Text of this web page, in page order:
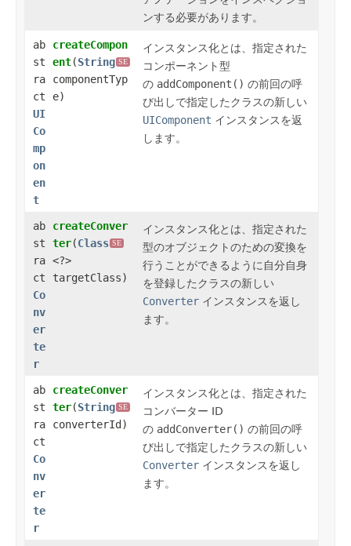
ンする必要があります。
ab
st
ra
ct
UI
Co
mp
on
en
t
createCompon
ent​(String SE
componentTyp
e)
インスタンス化とは、指定された
コンポーネント型
の addComponent() の前回の呼
び出しで指定したクラスの新しい
UIComponent インスタンスを返
します。
ab
st
ra
ct
Co
nv
er
te
r
createConver
ter​(Class SE
<?>
targetClass)
インスタンス化とは、指定された
型のオブジェクトのための変換を
行うことができるように自分自身
を登録したクラスの新しい
Converter インスタンスを返し
ます。
ab
st
ra
ct
Co
nv
er
te
r
createConver
ter​(String SE
converterId)
インスタンス化とは、指定された
コンバーター ID
の addConverter() の前回の呼
び出しで指定したクラスの新しい
Converter インスタンスを返し
ます。